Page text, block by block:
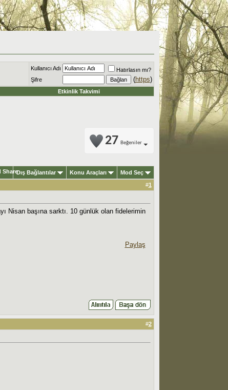
Kullanıcı Adı
Hatırlasın mı?
Şifre
(https)
Etkinlik Takvimi
27 Beğeniler
Dış Bağlantılar Konu Araçları
Mod Seç
#1
Nisan başına sarktı. 10 günlük olan fidelerimin
Paylaş
#2